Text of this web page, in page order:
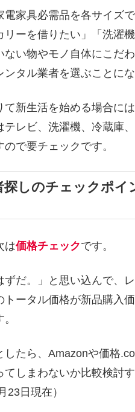
家具必需品を各サイズ
リーを借りたい」「洗濯
い物やモノ自体にこだ
タル業者を選ぶことにな
新生活を始める場合に
テレビ、洗濯機、冷蔵庫
で要チェックです。
探しのチェックポ
は価格チェックです。
ずだ。」と思い込んで、
ータル価格が新品購入
たら、Amazonや価格
しまわないか比較検討
23日現在）